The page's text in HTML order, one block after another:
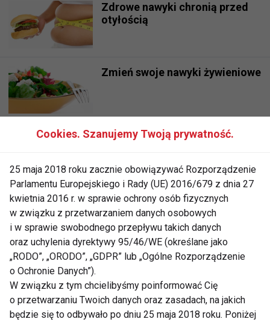
Zdrowe nawyki chronią przed
otyłością
Zmień swoje nawyki żywieniowe
Zdrowe nawyki i dietetyczne
Zadbaj o właściwe nawyki
żywieniowe
że są za grubi!
Cookies. Szanujemy Twoją prywatność.
25 maja 2018 roku zacznie obowiązywać Rozporządzenie
Parlamentu Europejskiego i Rady (UE) 2016/679 z dnia 27
kwietnia 2016 r. w sprawie ochrony osób fizycznych
w związku z przetwarzaniem danych osobowych
i w sprawie swobodnego przepływu takich danych
oraz uchylenia dyrektywy 95/46/WE (określane jako
„RODO”, „ORODO”, „GDPR” lub „Ogólne Rozporządzenie
o Ochronie Danych”).
W związku z tym chcielibyśmy poinformować Cię
o przetwarzaniu Twoich danych oraz zasadach, na jakich
będzie się to odbywało po dniu 25 maja 2018 roku. Poniżej